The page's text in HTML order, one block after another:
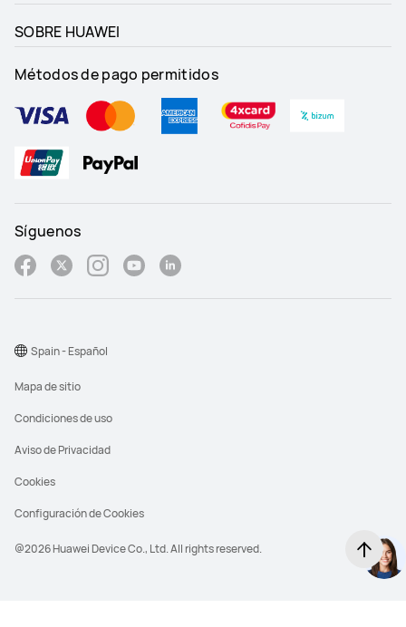
SOBRE HUAWEI
Métodos de pago permitidos
Síguenos
@2026 Huawei Device Co., Ltd. All rights reserved.
Mapa de sitio
Condiciones de uso
Aviso de Privacidad
Cookies
Configuración de Cookies
Spain - Español